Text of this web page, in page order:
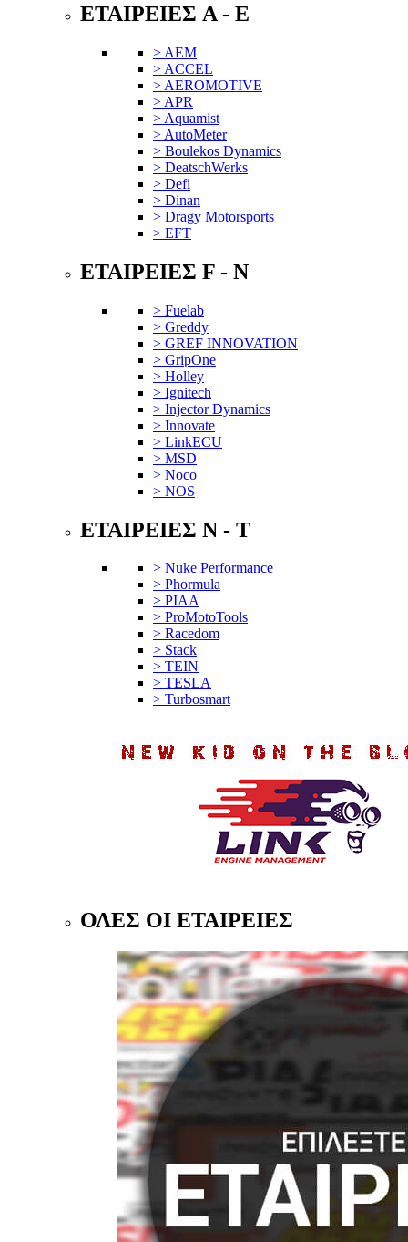
ΕΤΑΙΡΕΙΕΣ A - E
> AEM
> ACCEL
> AEROMOTIVE
> APR
> Aquamist
> AutoMeter
> Boulekos Dynamics
> DeatschWerks
> Defi
> Dinan
> Dragy Motorsports
> EFT
ΕΤΑΙΡΕΙΕΣ F - N
> Fuelab
> Greddy
> GREF INNOVATION
> GripOne
> Holley
> Ignitech
> Injector Dynamics
> Innovate
> LinkECU
> MSD
> Noco
> NOS
ΕΤΑΙΡΕΙΕΣ N - T
> Nuke Performance
> Phormula
> PIAA
> ProMotoTools
> Racedom
> Stack
> TEIN
> TESLA
> Turbosmart
ΟΛΕΣ ΟΙ ΕΤΑΙΡΕΙΕΣ